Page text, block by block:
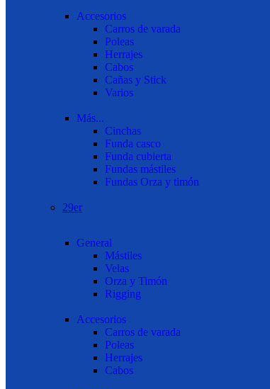
Accesorios
Carros de varada
Poleas
Herrajes
Cabos
Cañas y Stick
Varios
Más...
Cinchas
Funda casco
Funda cubierta
Fundas mástiles
Fundas Orza y timón
29er
General
Mástiles
Velas
Orza y Timón
Rigging
Accesorios
Carros de varada
Poleas
Herrajes
Cabos